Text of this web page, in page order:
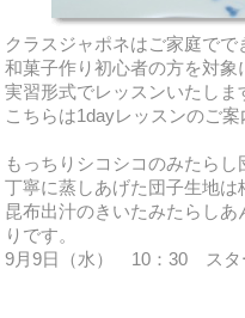
クラスジャポネはご家庭で
和菓子作り初心者の方を対
実習形式でレッスンいたしま
こちらは1dayレッスンのご案
もっちりシコシコのみたら
丁寧に蒸しあげた団子生地
昆布出汁のきいたみたらし
りです。
9月9日（水） 10：30 ス